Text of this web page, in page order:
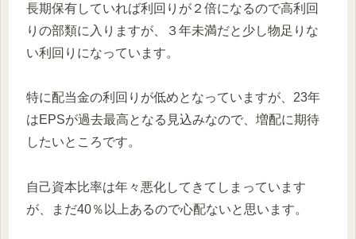
長期保有していれば利回りが２倍になるので高利回
りの部類に入りますが、３年未満だと少し物足りな
い利回りになっています。
特に配当金の利回りが低めとなっていますが、23年
はEPSが過去最高となる見込みなので、増配に期待
したいところです。
自己資本比率は年々悪化してきてしまっています
が、まだ40％以上あるので心配ないと思います。